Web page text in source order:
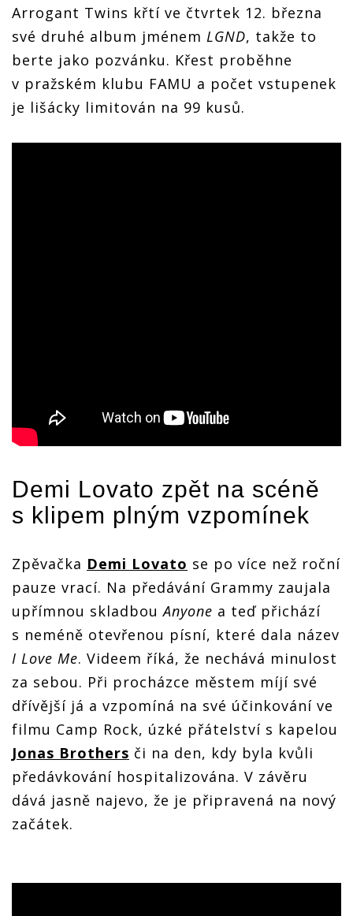
Arrogant Twins křtí ve čtvrtek 12. března
své druhé album jménem LGND, takže to
berte jako pozvánku. Křest proběhne
v pražském klubu FAMU a počet vstupenek
je lišácky limitován na 99 kusů.
Demi Lovato zpět na scéně
s klipem plným vzpomínek
Zpěvačka Demi Lovato se po více než roční
pauze vrací. Na předávání Grammy zaujala
upřímnou skladbouAnyone a teď přichází
s neméně otevřenou písní, které dala název
I Love Me. Videem říká, že nechává minulost
za sebou. Při procházce městem míjí své
dřívější já a vzpomíná na své účinkování ve
filmu Camp Rock, úzké přátelství s kapelou
Jonas Brothers či na den, kdy byla kvůli
předávkování hospitalizována. V závěru
dává jasně najevo, že je připravená na nový
začátek.